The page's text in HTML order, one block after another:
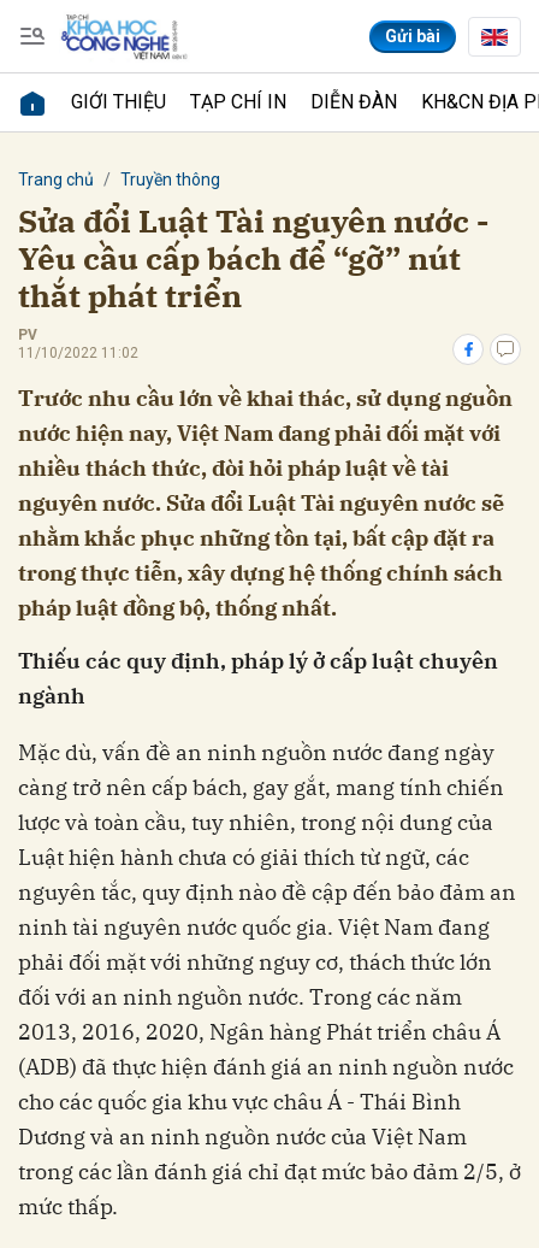
Gửi bài
GIỚI THIỆU TẠP CHÍ IN DIỄN ĐÀN KH&CN ĐỊA
Trang chủ Truyền thông
Sửa đổi Luật Tài nguyên nước -
Yêu cầu cấp bách để “gỡ” nút
thắt phát triển
PV
11/10/2022 11:02
Trước nhu cầu lớn về khai thác, sử dụng nguồn
nước hiện nay, Việt Nam đang phải đối mặt với
nhiều thách thức, đòi hỏi pháp luật về tài
nguyên nước. Sửa đổi Luật Tài nguyên nước sẽ
nhằm khắc phục những tồn tại, bất cập đặt ra
trong thực tiễn, xây dựng hệ thống chính sách
pháp luật đồng bộ, thống nhất.
Thiếu các quy định, pháp lý ở cấp luật chuyên
ngành
Mặc dù, vấn đề an ninh nguồn nước đang ngày
càng trở nên cấp bách, gay gắt, mang tính chiến
lược và toàn cầu, tuy nhiên, trong nội dung của
Luật hiện hành chưa có giải thích từ ngữ, các
nguyên tắc, quy định nào đề cập đến bảo đảm an
ninh tài nguyên nước quốc gia. Việt Nam đang
phải đối mặt với những nguy cơ, thách thức lớn
đối với an ninh nguồn nước. Trong các năm
2013, 2016, 2020, Ngân hàng Phát triển châu Á
(ADB) đã thực hiện đánh giá an ninh nguồn nước
cho các quốc gia khu vực châu Á - Thái Bình
Dương và an ninh nguồn nước của Việt Nam
trong các lần đánh giá chỉ đạt mức bảo đảm 2/5, ở
mức thấp.
Gửi bình luận
Hủy Gửi